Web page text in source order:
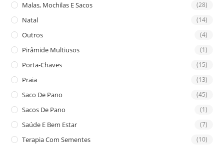
Malas, Mochilas E Sacos (28)
Natal (14)
Outros (4)
Pirâmide Multiusos (1)
Porta-Chaves (15)
Praia (13)
Saco De Pano (45)
Sacos De Pano (1)
Saúde E Bem Estar (7)
Terapia Com Sementes (10)